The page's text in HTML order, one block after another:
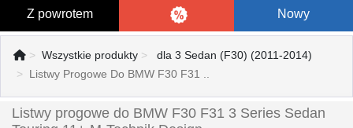
Z powrotem Nowy
Wszystkie produkty
dla 3 Sedan (F30) (2011-2014)
Listwy Progowe Do BMW F30 F31 ..
Listwy progowe do BMW F30 F31 3 Series Sedan